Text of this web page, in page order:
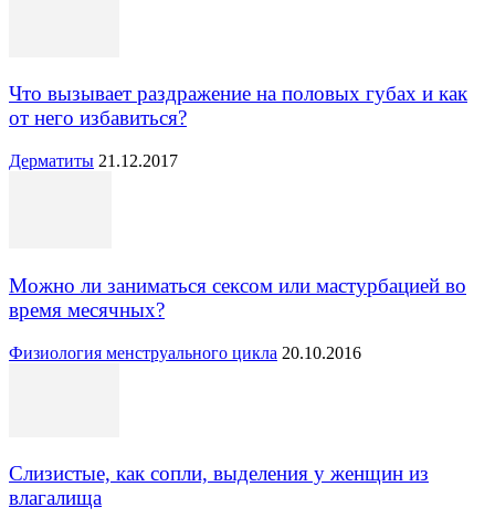
Что вызывает раздражение на половых губах и как
от него избавиться?
Дерматиты 21.12.2017
Можно ли заниматься сексом или мастурбацией во
время месячных?
Физиология менструального цикла 20.10.2016
Слизистые, как сопли, выделения у женщин из
влагалища